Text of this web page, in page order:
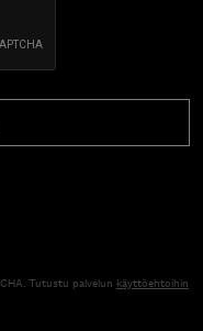
Tutustu palvelun käyttöehtoihin